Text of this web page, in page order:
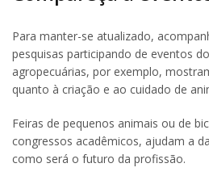
Para manter-se atualizado,
pesquisas participando de eventos
agropecuárias, por exemplo,
quanto à criação e ao cuidado de
Feiras de pequenos animais ou de
congressos acadêmicos, ajudam a
como será o futuro da profissão.